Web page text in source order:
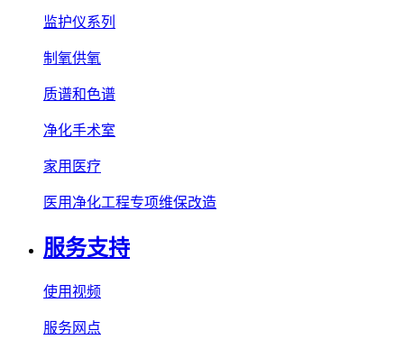
监护仪系列
制氧供氧
质谱和色谱
净化手术室
家用医疗
医用净化工程专项维保改造
服务支持
使用视频
服务网点